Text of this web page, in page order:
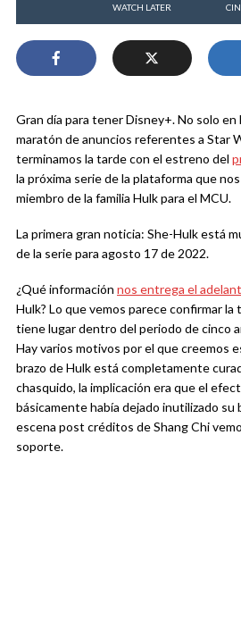
WATCH LATER
Gran día para tener Disney+. No solo en
maratón de anuncios referentes a Star
terminamos la tarde con el estreno del
la próxima serie de la plataforma que
miembro de la familia Hulk para el MCU.
La primera gran noticia: She-Hulk está
de la serie para agosto 17 de 2022.
¿Qué información nos entrega el
Hulk? Lo que vemos parece confirmar la
tiene lugar dentro del periodo de cinco
Hay varios motivos por el que creemos
brazo de Hulk está completamente
chasquido, la implicación era que el
básicamente había dejado inutilizado su
escena post créditos de Shang Chi
soporte.